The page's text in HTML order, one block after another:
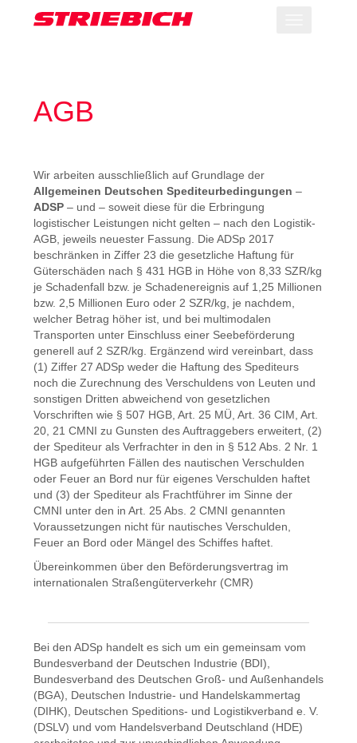
AGB
Wir arbeiten ausschließlich auf Grundlage der
Allgemeinen Deutschen Spediteurbedingungen –
ADSP – und – soweit diese für die Erbringung
logistischer Leistungen nicht gelten – nach den Logistik-
AGB, jeweils neuester Fassung. Die ADSp 2017
beschränken in Ziffer 23 die gesetzliche Haftung für
Güterschäden nach § 431 HGB in Höhe von 8,33 SZR/kg
je Schadenfall bzw. je Schadenereignis auf 1,25 Millionen
bzw. 2,5 Millionen Euro oder 2 SZR/kg, je nachdem,
welcher Betrag höher ist, und bei multimodalen
Transporten unter Einschluss einer Seebeförderung
generell auf 2 SZR/kg. Ergänzend wird vereinbart, dass
(1) Ziffer 27 ADSp weder die Haftung des Spediteurs
noch die Zurechnung des Verschuldens von Leuten und
sonstigen Dritten abweichend von gesetzlichen
Vorschriften wie § 507 HGB, Art. 25 MÜ, Art. 36 CIM, Art.
20, 21 CMNI zu Gunsten des Auftraggebers erweitert, (2)
der Spediteur als Verfrachter in den in § 512 Abs. 2 Nr. 1
HGB aufgeführten Fällen des nautischen Verschulden
oder Feuer an Bord nur für eigenes Verschulden haftet
und (3) der Spediteur als Frachtführer im Sinne der
CMNI unter den in Art. 25 Abs. 2 CMNI genannten
Voraussetzungen nicht für nautisches Verschulden,
Feuer an Bord oder Mängel des Schiffes haftet.
Übereinkommen über den Beförderungsvertrag im
internationalen Straßengüterverkehr (CMR)
Bei den ADSp handelt es sich um ein gemeinsam vom
Bundesverband der Deutschen Industrie (BDI),
Bundesverband des Deutschen Groß- und Außenhandels
(BGA), Deutschen Industrie- und Handelskammertag
(DIHK), Deutschen Speditions- und Logistikverband e. V.
(DSLV) und vom Handelsverband Deutschland (HDE)